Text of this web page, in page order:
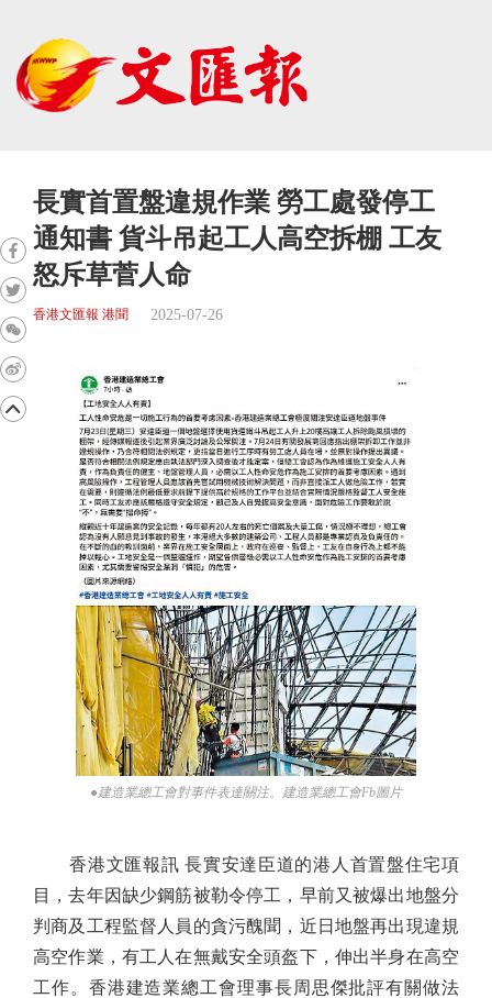
長實首置盤違規作業 勞工處發停工
通知書 貨斗吊起工人高空拆棚 工友
怒斥草菅人命
香港文匯報 港聞 2025-07-26
●建造業總工會對事件表達關注。建造業總工會Fb圖片
香港文匯報訊 長實安達臣道的港人首置盤住宅項
目，去年因缺少鋼筋被勒令停工，早前又被爆出地盤分
判商及工程監督人員的貪污醜聞，近日地盤再出現違規
高空作業，有工人在無戴安全頭盔下，伸出半身在高空
工作。香港建造業總工會理事長周思傑批評有關做法